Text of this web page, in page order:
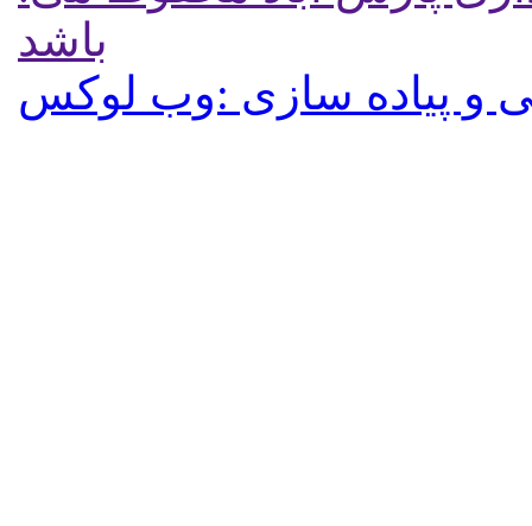
باشد
و پیاده سازی :وب لوکس